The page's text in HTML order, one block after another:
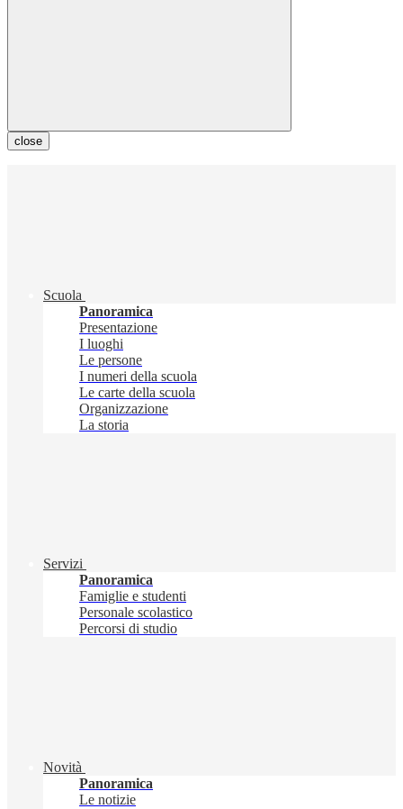
close
Scuola
Panoramica
Presentazione
I luoghi
Le persone
I numeri della scuola
Le carte della scuola
Organizzazione
La storia
Servizi
Panoramica
Famiglie e studenti
Personale scolastico
Percorsi di studio
Novità
Panoramica
Le notizie